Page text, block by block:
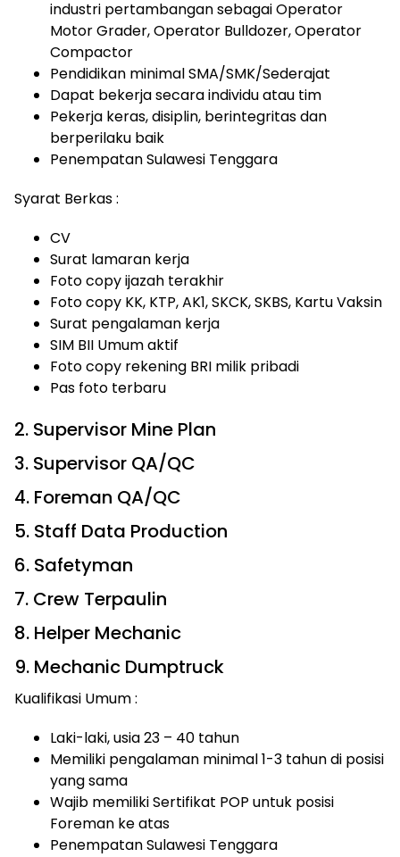
industri pertambangan sebagai Operator
Motor Grader, Operator Bulldozer, Operator
Compactor
Pendidikan minimal SMA/SMK/Sederajat
Dapat bekerja secara individu atau tim
Pekerja keras, disiplin, berintegritas dan
berperilaku baik
Penempatan Sulawesi Tenggara
Syarat Berkas :
CV
Surat lamaran kerja
Foto copy ijazah terakhir
Foto copy KK, KTP, AK1, SKCK, SKBS, Kartu Vaksin
Surat pengalaman kerja
SIM BII Umum aktif
Foto copy rekening BRI milik pribadi
Pas foto terbaru
2. Supervisor Mine Plan
3. Supervisor QA/QC
4. Foreman QA/QC
5. Staff Data Production
6. Safetyman
7. Crew Terpaulin
8. Helper Mechanic
9. Mechanic Dumptruck
Kualifikasi Umum :
Laki-laki, usia 23 – 40 tahun
Memiliki pengalaman minimal 1-3 tahun di posisi
yang sama
Wajib memiliki Sertifikat POP untuk posisi
Foreman ke atas
Penempatan Sulawesi Tenggara